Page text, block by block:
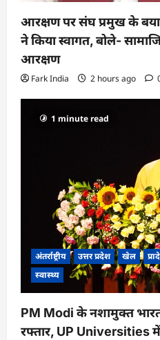
आरक्षण पर संघ प्रमुख के
ने किया स्वागत, बोले-
आरक्षण
Fark India 2 hours ago
1 minute read
अंतर्राष्ट्रीय उत्तर प्रदेश खेल
स्वास्थ्य
PM Modi के नशामुक्त
रफ्तार, UP Universities